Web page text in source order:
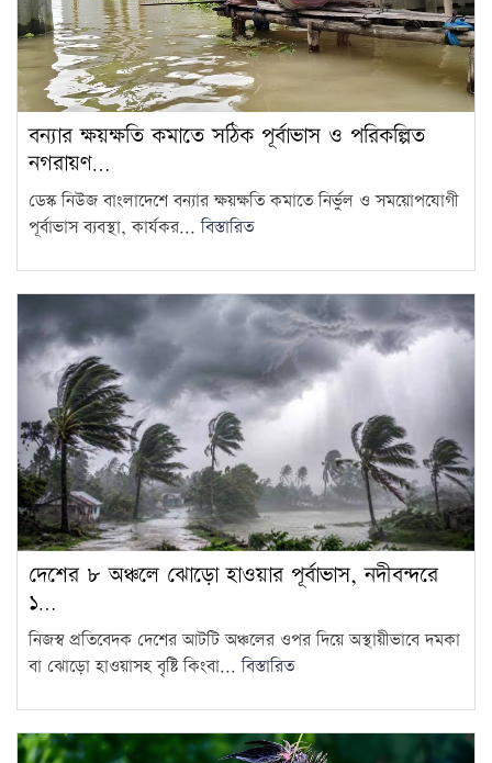
8
সমালোচনার মুখে হাতকড়া খুলে
দেওয়া হলেও আইসিইউতে
কারাবন্দি আ.লীগ নেতার…
9
আগামী ১০ বছরের মধ্যে সরকার
10
আজ থেকে সবার জন্য উন্মুক্ত
‘জুলাই গণঅভ্যুত্থান স্মৃতি জাদুঘর’
11
শেখ হাসিনাকে গণমাধ্যমের সঙ্গে
সরাসরি কথা বলার সুযোগ দেওয়ায়
ঢাকার…
12
এলএনজি টার্মিনাল চালু, কমতে
পারে গ্যাস সংকট
13
চুরি করতে এসে ধরা, গৃহবধূর
কামড়ে চোরের আঙুল বিচ্ছিন্ন
14
জন্য ফ্ল্যাট নির্মাণকাজের উদ্বোধন
সেপ্টেম্বরে
15
ফ্যাসিবাদবিরোধী আন্দোলনের সব
হত্যার স্বচ্ছ বিচার হবে: প্রধানমন্ত্রী
বন্যার ক্ষয়ক্ষতি কমাতে সঠিক পূর্বাভাস ও পরিকল্পিত
নগরায়ণ…
ডেস্ক নিউজ বাংলাদেশে বন্যার ক্ষয়ক্ষতি কমাতে নির্ভুল ও সময়োপযোগী
পূর্বাভাস ব্যবস্থা, কার্যকর...বিস্তারিত
দেশের ৮ অঞ্চলে ঝোড়ো হাওয়ার পূর্বাভাস, নদীবন্দরে
১…
নিজস্ব প্রতিবেদক দেশের আটটি অঞ্চলের ওপর দিয়ে অস্থায়ীভাবে দমকা
বা ঝোড়ো হাওয়াসহ বৃষ্টি কিংবা...বিস্তারিত